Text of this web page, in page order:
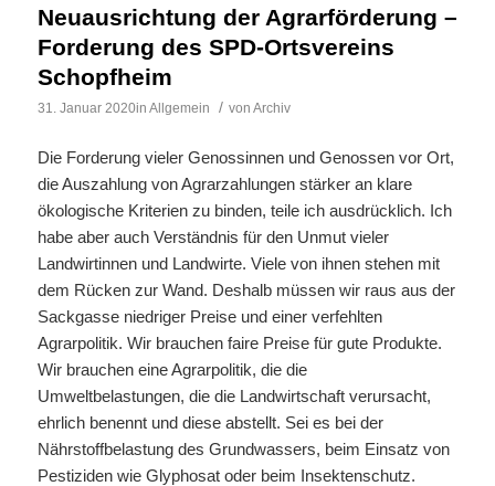
Neuausrichtung der Agrarförderung –
Forderung des SPD-Ortsvereins
Schopfheim
31. Januar 2020in Allgemein / von Archiv
Die Forderung vieler Genossinnen und Genossen vor Ort,
die Auszahlung von Agrarzahlungen stärker an klare
ökologische Kriterien zu binden, teile ich ausdrücklich. Ich
habe aber auch Verständnis für den Unmut vieler
Landwirtinnen und Landwirte. Viele von ihnen stehen mit
dem Rücken zur Wand. Deshalb müssen wir raus aus der
Sackgasse niedriger Preise und einer verfehlten
Agrarpolitik. Wir brauchen faire Preise für gute Produkte.
Wir brauchen eine Agrarpolitik, die die
Umweltbelastungen, die die Landwirtschaft verursacht,
ehrlich benennt und diese abstellt. Sei es bei der
Nährstoffbelastung des Grundwassers, beim Einsatz von
Pestiziden wie Glyphosat oder beim Insektenschutz.